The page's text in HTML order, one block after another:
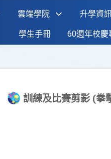
雲端學院 升學資
學生手冊 60週年校慶
訓練及比賽剪影 (拳